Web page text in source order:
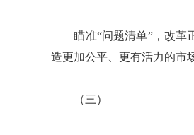
瞄准“问题清单”，改革正
造更加公平、更有活力的市
（三）